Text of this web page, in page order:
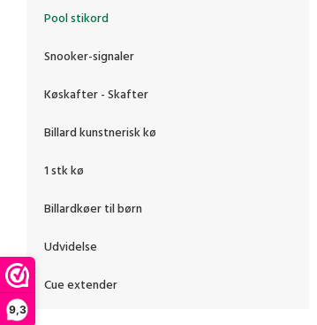
9,3
Pool stikord
Snooker-signaler
Køskafter - Skafter
Billard kunstnerisk kø
1 stk kø
Billardkøer til børn
Udvidelse
Cue extender